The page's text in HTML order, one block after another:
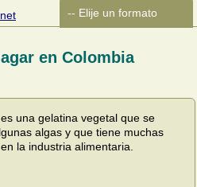
en Colombia
una gelatina vegetal que se
algas y que tiene muchas
la industria alimentaria.